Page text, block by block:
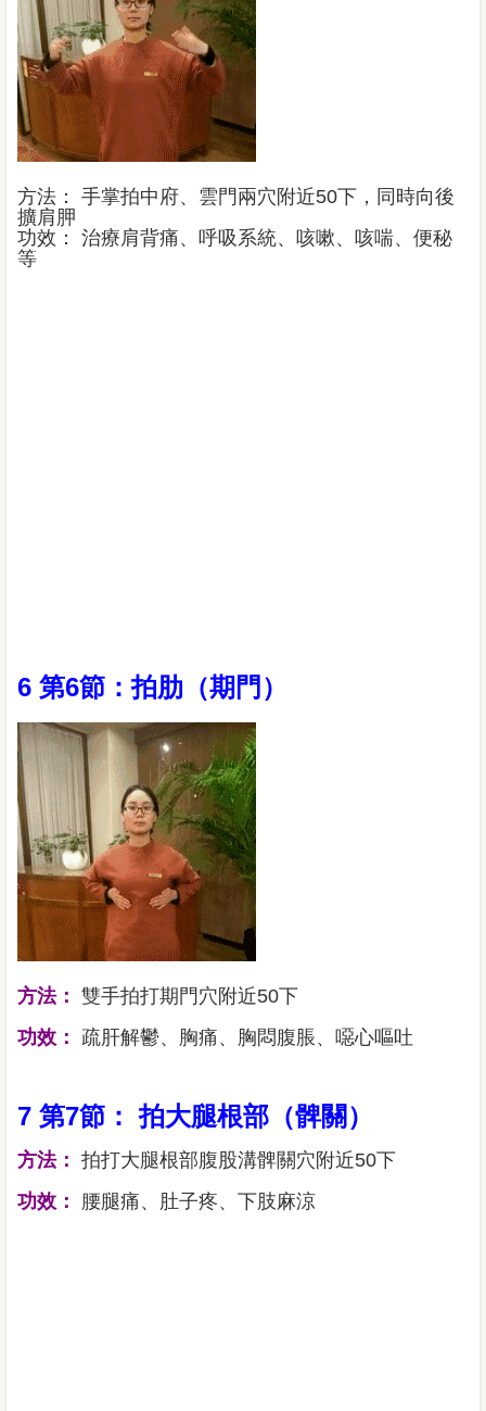
方法： 手掌拍中府、雲門兩穴附近50下，同時向後
擴肩胛
功效： 治療肩背痛、呼吸系統、咳嗽、咳喘、便秘
等
6 第6節：拍肋（期門）
方法： 雙手拍打期門穴附近50下
功效：
疏肝解鬱、胸痛、胸悶腹脹、噁心嘔吐
7 第7節： 拍大腿根部（髀關）
方法： 拍打大腿根部腹股溝髀關穴附近50下
功效：
腰腿痛、肚子疼、下肢麻涼